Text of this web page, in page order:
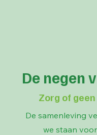
De negen
Zorg of
De samenleving
we staan